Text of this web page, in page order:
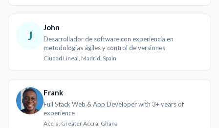
J
John
Desarrollador de software con experiencia en
metodologías ágiles y control de versiones
Ciudad Lineal, Madrid, Spain
Frank
Full Stack Web & App Developer with 3+ years of
experience
Accra, Greater Accra, Ghana